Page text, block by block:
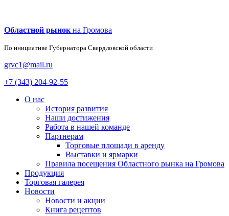
Областной рынок на Громова
По инициативе Губернатора Свердловской области
grvc1@mail.ru
+7 (343) 204-92-55
О нас
История развития
Наши достижения
Работа в нашей команде
Партнерам
Торговые площади в аренду
Выставки и ярмарки
Правила посещения Областного рынка на Громова
Продукция
Торговая галерея
Новости
Новости и акции
Книга рецептов